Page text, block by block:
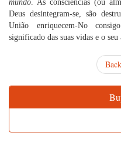
mundo. As consciências (ou
Deus desintegram-se, são
União enriquecem-No
significado das suas vidas e o
Back